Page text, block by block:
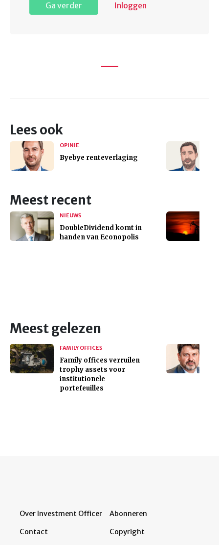
Ga verder Inloggen
Lees ook
OPINIE
Byebye renteverlaging
Meest recent
NIEUWS
DoubleDividend komt in
handen van Econopolis
Meest gelezen
FAMILY OFFICES
Family offices verruilen
trophy assets voor
institutionele
portefeuilles
Over Investment Officer
Contact
Abonneren
Copyright